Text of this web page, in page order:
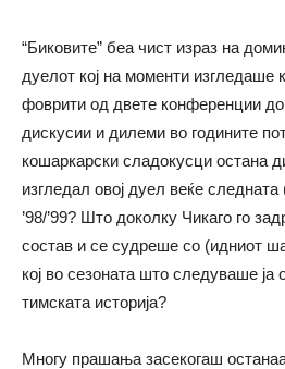
“Биковите” беа чист израз на
дуелот кој на моменти изгледаше
фоврити од двете конференции
дискусии и дилеми во годините
кошаркарски сладокусци остана
изгледал овој дуел веќе следната
’98/’99? Што доколку Чикаго го
состав и се судреше со (идниот
кој во сезоната што следуваше ја
тимската историја?
Многу прашања засекогаш